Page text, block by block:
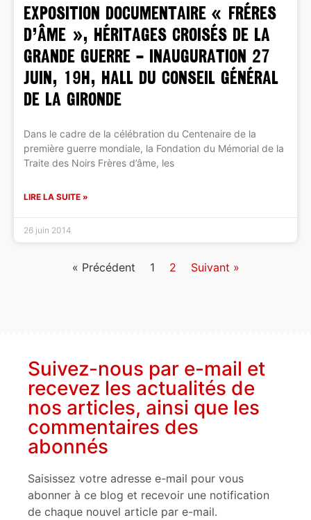
Exposition documentaire « Fréres
d’âme », Héritages croisés de la
Grande Guerre – Inauguration 27
juin, 19h, Hall du Conseil Général
de la Gironde
Dans le cadre de la célébration du Centenaire de la
première guerre mondiale, la Fondation du Mémorial de la
Traite des Noirs Frères d’âme, les
LIRE LA SUITE »
26 juin 2014
« Précédent 1 2 Suivant »
Suivez-nous par e-mail et
recevez les actualités de
nos articles, ainsi que les
commentaires des
abonnés
Saisissez votre adresse e-mail pour vous
abonner à ce blog et recevoir une notification
de chaque nouvel article par e-mail.